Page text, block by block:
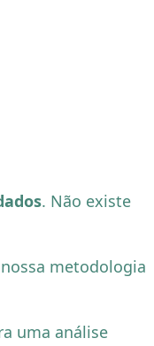
. Não existe
metodologia
uma análise